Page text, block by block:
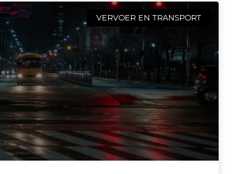
VERVOER EN TRANSPORT